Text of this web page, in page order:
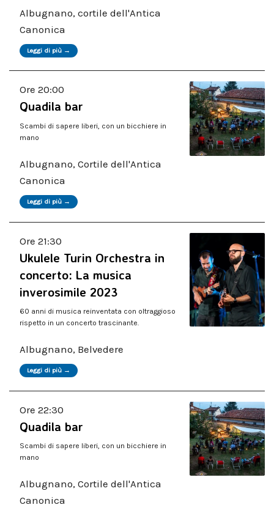
Albugnano, cortile dell'Antica
Canonica
Leggi di più →
Ore 20:00
Quadila bar
Scambi di sapere liberi, con un bicchiere in
mano
Albugnano, Cortile dell'Antica
Canonica
Leggi di più →
Ore 21:30
Ukulele Turin Orchestra in
concerto: La musica
inverosimile 2023
60 anni di musica reinventata con oltraggioso
rispetto in un concerto trascinante.
Albugnano, Belvedere
Leggi di più →
Ore 22:30
Quadila bar
Scambi di sapere liberi, con un bicchiere in
mano
Albugnano, Cortile dell'Antica
Canonica